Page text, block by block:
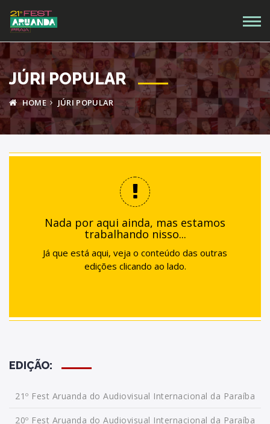
JÚRI POPULAR
HOME JÚRI POPULAR
Nada por aqui ainda, mas estamos
trabalhando nisso...
Já que está aqui, veja o conteúdo das outras
edições clicando ao lado.
EDIÇÃO:
21º Fest Aruanda do Audiovisual Internacional da Paraíba
20º Fest Aruanda do Audiovisual Internacional da Paraíba